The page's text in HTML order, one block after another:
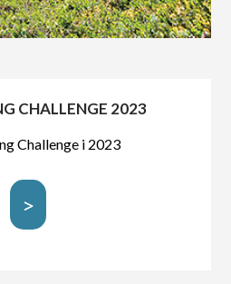
CHALLENGE 2023
Challenge i 2023
>